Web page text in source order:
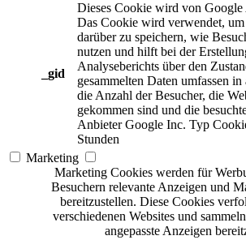
_gid
Dieses Cookie wird von
Das Cookie wird verwendet,
darüber zu speichern, wie
nutzen und hilft bei der
Analyseberichts über den
gesammelten Daten umfassen
die Anzahl der Besucher, die
gekommen sind und die
Anbieter Google Inc. Typ
Stunden
Marketing
Marketing Cookies werden für
Besuchern relevante Anzeigen und
bereitzustellen. Diese Cookies
verschiedenen Websites und
angepasste Anzeigen